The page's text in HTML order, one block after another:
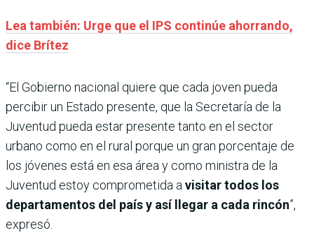
Lea también: Urge que el IPS continúe ahorrando,
dice Brítez
“El Gobierno nacional quiere que cada joven pueda
percibir un Estado presente, que la Secretaría de la
Juventud pueda estar presente tanto en el sector
urbano como en el rural porque un gran porcentaje de
los jóvenes está en esa área y como ministra de la
Juventud estoy comprometida a visitar todos los
departamentos del país y así llegar a cada rincón”,
expresó.